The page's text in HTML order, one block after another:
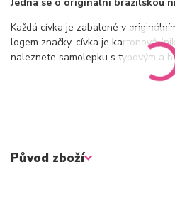
Každá cívka je zabalené v
logem značky, cívka je kartonová
naleznete samolepku s typovým a
Původ zboží